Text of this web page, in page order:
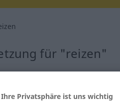
für "reizen"
Ihre Privatsphäre ist uns wichtig